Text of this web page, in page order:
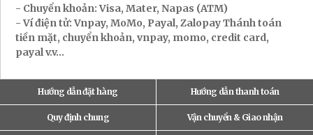
- Chuyển khoản: Visa, Mater, Napas (ATM)
- Ví điện tử: Vnpay, MoMo, Payal, Zalopay Thánh toán
tiền mặt, chuyển khoản, vnpay, momo, credit card,
payal v.v...
Hướng dẫn đặt hàng Hướng dẫn thanh toán
Quy định chung Vận chuyển & Giao nhận